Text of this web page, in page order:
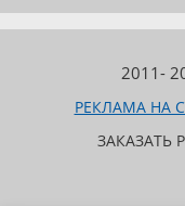
2011-
РЕКЛАМА НА
ЗАКАЗАТЬ